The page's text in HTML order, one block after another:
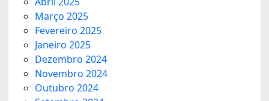
Março 2025
Fevereiro 2025
Janeiro 2025
Dezembro 2024
Novembro 2024
Outubro 2024